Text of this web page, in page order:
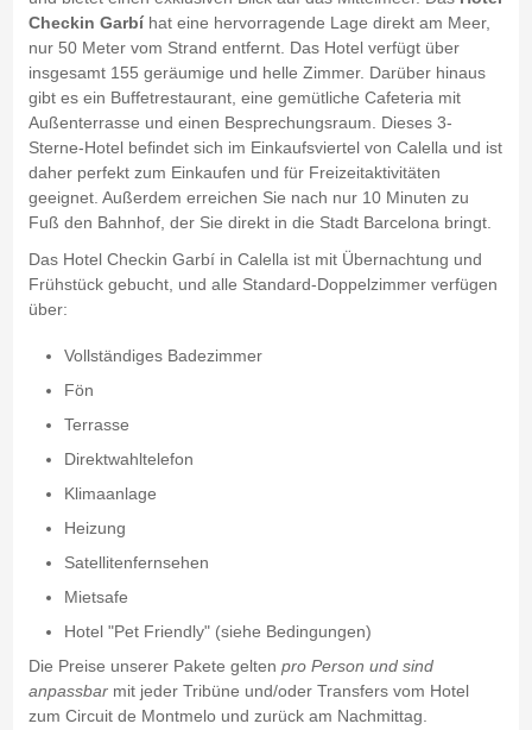
Checkin Garbíhat eine hervorragende Lage direkt am Meer,
nur 50 Meter vom Strand entfernt. Das Hotel verfügt über
insgesamt 155 geräumige und helle Zimmer. Darüber hinaus
gibt es ein Buffetrestaurant, eine gemütliche Cafeteria mit
Außenterrasse und einen Besprechungsraum. Dieses 3-
Sterne-Hotel befindet sich im Einkaufsviertel von Calella und ist
daher perfekt zum Einkaufen und für Freizeitaktivitäten
geeignet. Außerdem erreichen Sie nach nur 10 Minuten zu
Fuß den Bahnhof, der Sie direkt in die Stadt Barcelona bringt.
Das Hotel Checkin Garbí in Calella ist mit Übernachtung und
Frühstück gebucht, und alle Standard-Doppelzimmer verfügen
über:
Vollständiges Badezimmer
Fön
Terrasse
Direktwahltelefon
Klimaanlage
Heizung
Satellitenfernsehen
Mietsafe
Hotel "Pet Friendly" (siehe Bedingungen)
Die Preise unserer Pakete gelten pro Person und sind
anpassbarmit jeder Tribüne und/oder Transfers vom Hotel
zum Circuit de Montmelo und zurück am Nachmittag.